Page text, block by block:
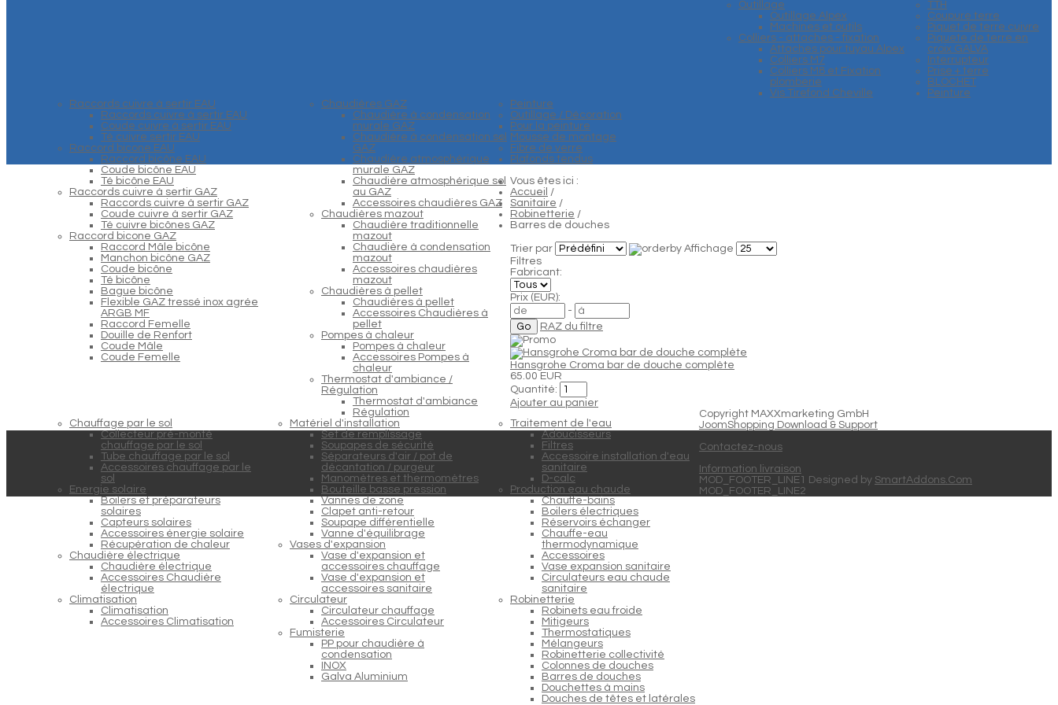
Outillage
Outillage Alpex
Machines et outils
Colliers - attaches - fixation
Attaches pour tuyau Alpex
Colliers M7
Colliers M8 et Fixation
plomberie
Vis Tirefond Cheville
Raccords cuivre à sertir EAU
Raccords cuivre à sertir EAU
Coude cuivre à sertir EAU
Té cuivre sertir EAU
Raccord bicone EAU
Raccord bicône EAU
Coude bicône EAU
Té bicône EAU
Raccords cuivre à sertir GAZ
Raccords cuivre à sertir GAZ
Coude cuivre à sertir GAZ
Té cuivre bicônes GAZ
Raccord bicone GAZ
Raccord Mâle bicône
Manchon bicône GAZ
Coude bicône
Té bicône
Bague bicône
Flexible GAZ tressé inox agrée
ARGB MF
Raccord Femelle
Douille de Renfort
Coude Mâle
Coude Femelle
Chaudières GAZ
Chaudière à condensation
murale GAZ
Chaudière à condensation sol
GAZ
Chaudière atmosphérique
murale GAZ
Chaudière atmosphérique sol
au GAZ
Accessoires chaudières GAZ
Chaudières mazout
Chaudière traditionnelle
mazout
Chaudière à condensation
mazout
Accessoires chaudières
mazout
Chaudières à pellet
Chaudières à pellet
Accessoires Chaudières à
pellet
Pompes à chaleur
Pompes à chaleur
Accessoires Pompes à
chaleur
Thermostat d'ambiance /
Régulation
Thermostat d'ambiance
Régulation
Chauffage par le sol
Collecteur pré-monté
chauffage par le sol
Tube chauffage par le sol
Accessoires chauffage par le
sol
Energie solaire
Boilers et préparateurs
solaires
Capteurs solaires
Accessoires énergie solaire
Récupération de chaleur
Chaudière électrique
Chaudière électrique
Accessoires Chaudière
électrique
Climatisation
Climatisation
Accessoires Climatisation
Matériel d'installation
Set de remplissage
Soupapes de sécurité
Séparateurs d'air / pot de
décantation / purgeur
Manomètres et thermomètres
Bouteille basse pression
Vannes de zone
Clapet anti-retour
Soupape différentielle
Vanne d'équilibrage
Vases d'expansion
Vase d'expansion et
accessoires chauffage
Vase d'expansion et
accessoires sanitaire
Circulateur
Circulateur chauffage
Accessoires Circulateur
Fumisterie
PP pour chaudière à
condensation
INOX
Galva Aluminium
Traitement de l'eau
Adoucisseurs
Filtres
Accessoire installation d'eau
sanitaire
D-calc
Production eau chaude
Chauffe-bains
Boilers électriques
Réservoirs échanger
Chauffe-eau
thermodynamique
Accessoires
Vase expansion sanitaire
Circulateurs eau chaude
sanitaire
Robinetterie
Robinets eau froide
Mitigeurs
Thermostatiques
Mélangeurs
Robinetterie collectivité
Colonnes de douches
Barres de douches
Douchettes à mains
Douches de têtes et latérales
TTH
Coupure terre
Piquet de terre cuivre
Piquete de terre en
croix GALVA
Interrupteur
Prise + terre
BLOCHET
Peinture
Peinture
Outillage / Décoration
Pour la peinture
Mousse de montage
Fibre de verre
Plafonds tendus
Vous êtes ici :
Accueil /
Sanitaire /
Robinetterie /
Barres de douches
Trier par
Affichage
Filtres
Fabricant:
Prix (EUR):
-
RAZ du filtre
Hansgrohe Croma bar de douche complète
65.00 EUR
Quantité:
Ajouter au panier
Copyright MAXXmarketing GmbH
JoomShopping Download & Support
Contactez-nous
Information livraison
MOD_FOOTER_LINE1 Designed by SmartAddons.Com
MOD_FOOTER_LINE2